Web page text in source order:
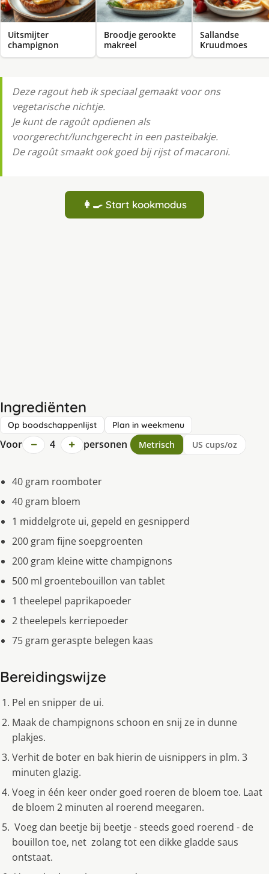
Uitsmijter
champignon
Broodje gerookte
makreel
Sallandse
Kruudmoes
Deze ragout heb ik speciaal gemaakt voor ons
vegetarische nichtje.
Je kunt de ragoût opdienen als
voorgerecht/lunchgerecht in een pasteibakje.
De ragoût smaakt ook goed bij rijst of macaroni.
👩‍🍳 Start kookmodus
Ingrediënten
Op boodschappenlijst Plan in weekmenu
Voor − 4 + personen Metrisch US cups/oz
40 gram roomboter
40 gram bloem
1 middelgrote ui, gepeld en gesnipperd
200 gram fijne soepgroenten
200 gram kleine witte champignons
500 ml groentebouillon van tablet
1 theelepel paprikapoeder
2 theelepels kerriepoeder
75 gram geraspte belegen kaas
Bereidingswijze
Pel en snipper de ui.
Maak de champignons schoon en snij ze in dunne
plakjes.
Verhit de boter en bak hierin de uisnippers in plm. 3
minuten glazig.
Voeg in één keer onder goed roeren de bloem toe. Laat
de bloem 2 minuten al roerend meegaren.
Voeg dan beetje bij beetje - steeds goed roerend - de
bouillon toe, net zolang tot een dikke gladde saus
ontstaat.